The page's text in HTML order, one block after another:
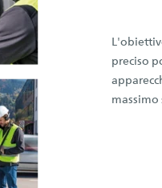
preciso